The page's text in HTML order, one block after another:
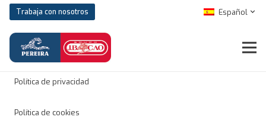
Trabaja con nosotros Español
Aviso legal
Política de privacidad
Política de cookies